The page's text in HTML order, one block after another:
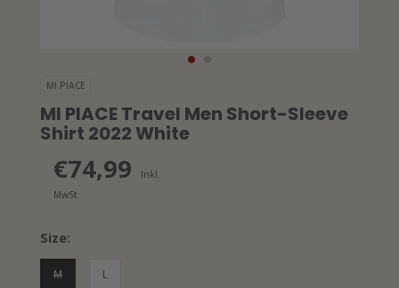
MI PIACE
MI PIACE Travel Men Short-Sleeve
Shirt 2022 White
€74,99
Inkl.
MwSt.
Size:
M L